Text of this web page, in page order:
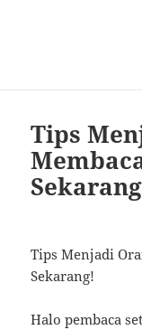
Tips
Tips Menjadi
Sekarang!
Halo pembaca